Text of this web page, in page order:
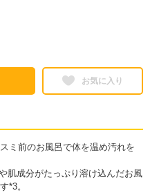
お気に入り
ミ前のお風呂で体を温め汚れを
肌成分がたっぷり溶け込んだお風
*3。